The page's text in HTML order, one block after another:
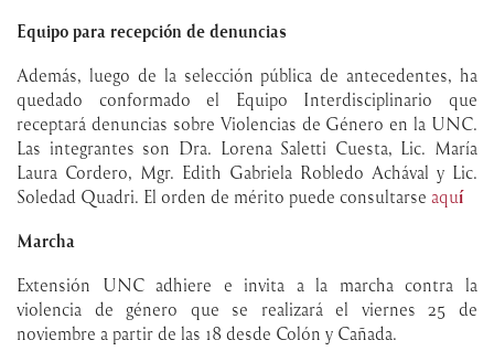
Equipo para recepción de denuncias
Además, luego de la selección pública de antecedentes, ha
quedado conformado el Equipo Interdisciplinario que
receptará denuncias sobre Violencias de Género en la UNC.
Las integrantes son Dra. Lorena Saletti Cuesta, Lic. María
Laura Cordero, Mgr. Edith Gabriela Robledo Achával y Lic.
Soledad Quadri. El orden de mérito puede consultarse aquí
Marcha
Extensión UNC adhiere e invita a la marcha contra la
violencia de género que se realizará el viernes 25 de
noviembre a partir de las 18 desde Colón y Cañada.